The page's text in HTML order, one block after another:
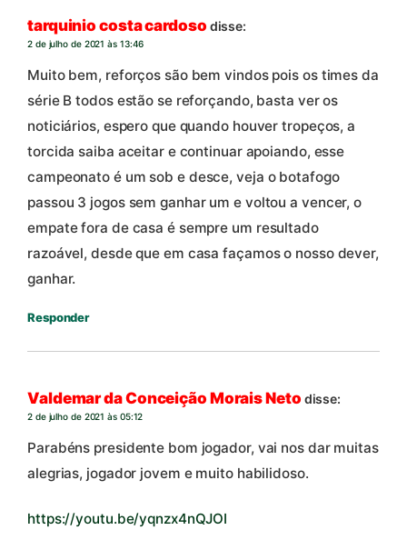
tarquinio costa cardoso disse:
2 de julho de 2021 às 13:46
Muito bem, reforços são bem vindos pois os times da
série B todos estão se reforçando, basta ver os
noticiários, espero que quando houver tropeços, a
torcida saiba aceitar e continuar apoiando, esse
campeonato é um sob e desce, veja o botafogo
passou 3 jogos sem ganhar um e voltou a vencer, o
empate fora de casa é sempre um resultado
razoável, desde que em casa façamos o nosso dever,
ganhar.
Responder
Valdemar da Conceição Morais Neto disse:
2 de julho de 2021 às 05:12
Parabéns presidente bom jogador, vai nos dar muitas
alegrias, jogador jovem e muito habilidoso.
https://youtu.be/yqnzx4nQJOI